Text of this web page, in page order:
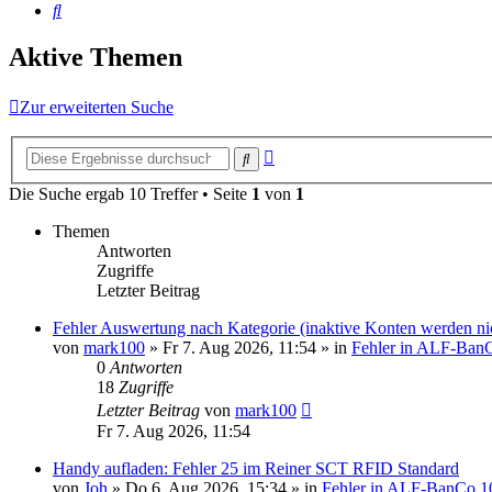
Suche
Aktive Themen
Zur erweiterten Suche
Suche
Die Suche ergab 10 Treffer • Seite 1 von 1
Themen
Antworten
Zugriffe
Letzter Beitrag
Fehler Auswertung nach Kategorie (inaktive Konten werden
von mark100 » Fr 7. Aug 2026, 11:54 » in Fehler in ALF-
0 Antworten
18 Zugriffe
Letzter Beitrag von mark100
Fr 7. Aug 2026, 11:54
Handy aufladen: Fehler 25 im Reiner SCT RFID Standard
von Joh » Do 6. Aug 2026, 15:34 » in Fehler in ALF-BanCo